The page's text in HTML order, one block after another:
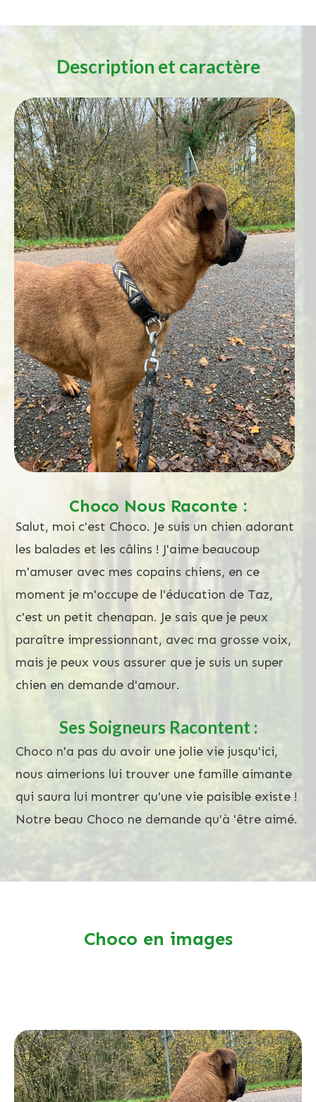
Description et caractère
Choco Nous Raconte :
Salut, moi c'est Choco. Je suis un chien adorant
les balades et les câlins ! J'aime beaucoup
m'amuser avec mes copains chiens, en ce
moment je m'occupe de l'éducation de Taz,
c'est un petit chenapan. Je sais que je peux
paraître impressionnant, avec ma grosse voix,
mais je peux vous assurer que je suis un super
chien en demande d'amour.
Ses Soigneurs Racontent :
Choco n'a pas du avoir une jolie vie jusqu'ici,
nous aimerions lui trouver une famille aimante
qui saura lui montrer qu'une vie paisible existe !
Notre beau Choco ne demande qu'à 'être aimé.
Choco en images